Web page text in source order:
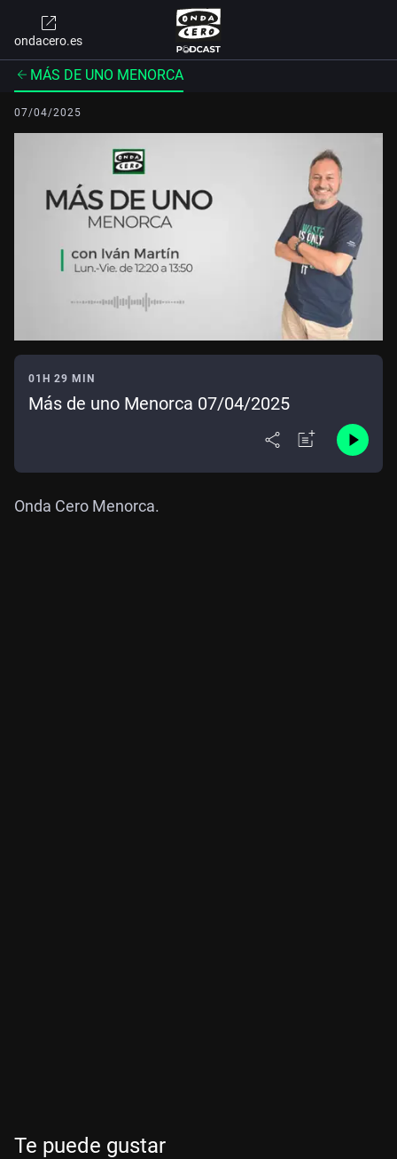
ondacero.es
MÁS DE UNO MENORCA
07/04/2025
01H 29 MIN
Más de uno Menorca 07/04/2025
Onda Cero Menorca.
Te puede gustar